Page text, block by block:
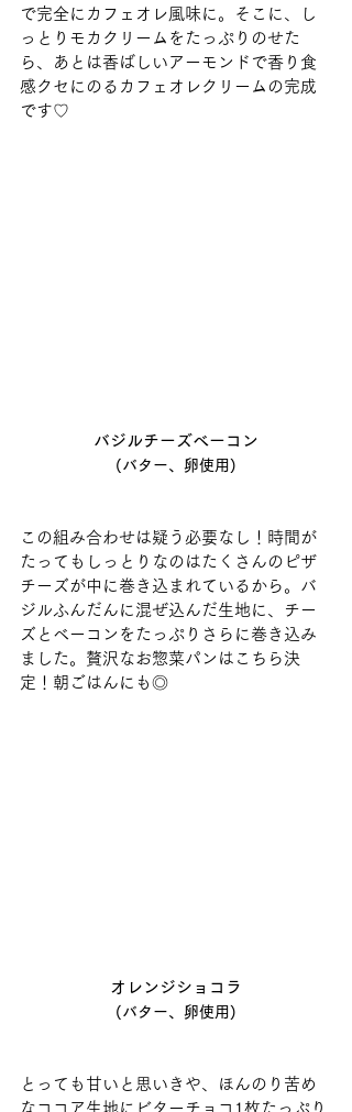
で完全にカフェオレ風味に。そこに、し
っとりモカクリームをたっぷりのせた
ら、あとは香ばしいアーモンドで香り食
感クセにのるカフェオレクリームの完成
です♡
バジルチーズベーコン
(バター、卵使用)
この組み合わせは疑う必要なし！時間が
たってもしっとりなのはたくさんのピザ
チーズが中に巻き込まれているから。バ
ジルふんだんに混ぜ込んだ生地に、チー
ズとベーコンをたっぷりさらに巻き込み
ました。贅沢なお惣菜パンはこちら決
定！朝ごはんにも◎
オレンジショコラ
(バター、卵使用)
とっても甘いと思いきや、ほんのり苦め
なココア生地にビターチョコ1枚たっぷり